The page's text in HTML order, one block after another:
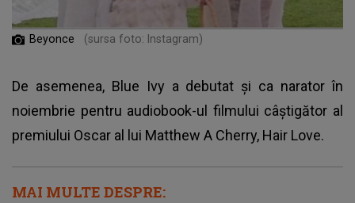
Beyonce (sursa foto: Instagram)
De asemenea, Blue Ivy a debutat și ca narator în
noiembrie pentru audiobook-ul filmului câștigător al
premiului Oscar al lui Matthew A Cherry, Hair Love.
MAI MULTE DESPRE: